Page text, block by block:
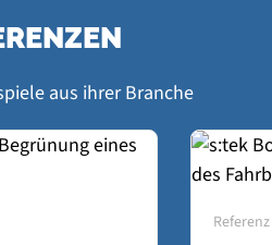
aus ihrer Branche